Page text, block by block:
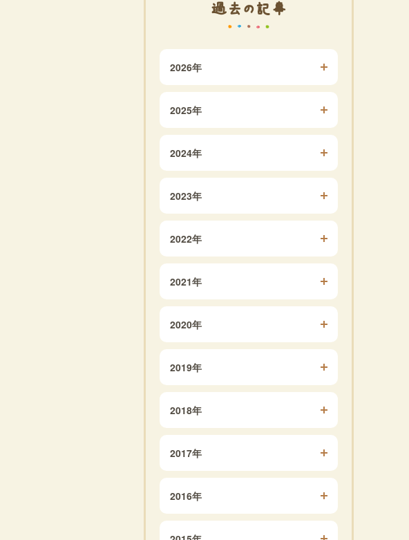
過去の記事
2026年
2025年
2024年
2023年
2022年
2021年
2020年
2019年
2018年
2017年
2016年